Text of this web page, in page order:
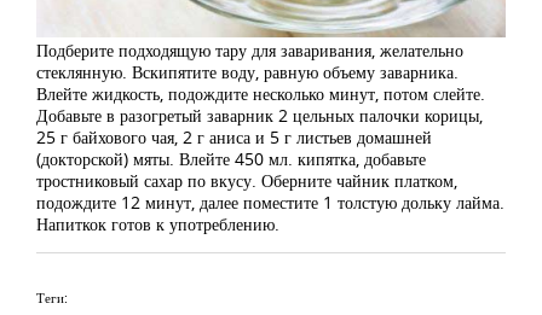
Подберите подходящую тару для заваривания, желательно
стеклянную. Вскипятите воду, равную объему заварника.
Влейте жидкость, подождите несколько минут, потом слейте.
Добавьте в разогретый заварник 2 цельных палочки корицы,
25 г байхового чая, 2 г аниса и 5 г листьев домашней
(докторской) мяты. Влейте 450 мл. кипятка, добавьте
тростниковый сахар по вкусу. Оберните чайник платком,
подождите 12 минут, далее поместите 1 толстую дольку лайма.
Напиткок готов к употреблению.
Теги: